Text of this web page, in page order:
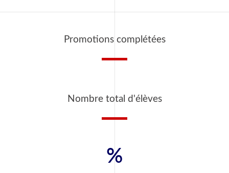
Promotions complétées
Nombre total d'élèves
%